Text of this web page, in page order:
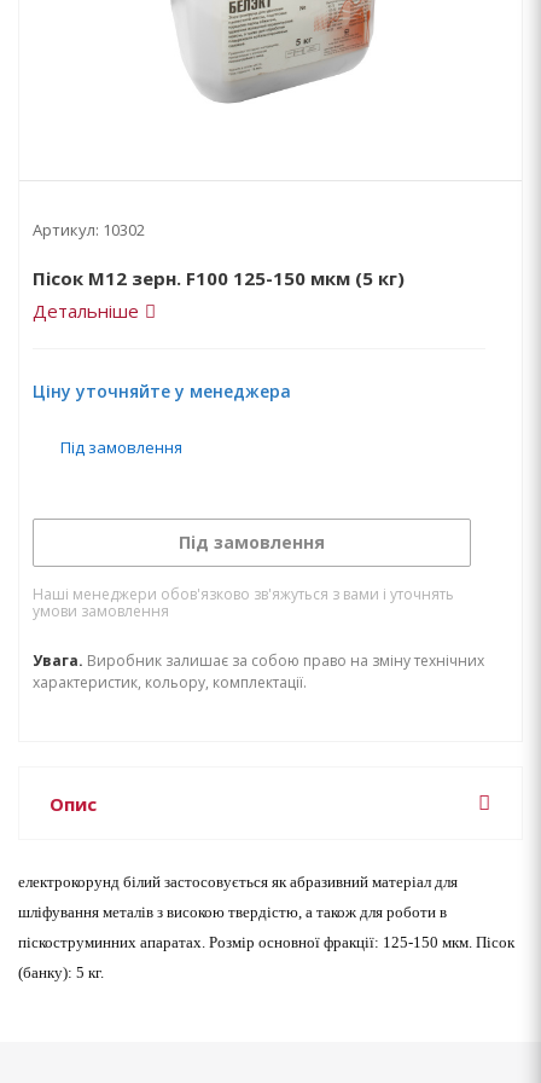
Артикул: 10302
Пісок М12 зерн. F100 125-150 мкм (5 кг)
Детальніше
Ціну уточняйте у менеджера
Під замовлення
Під замовлення
Наші менеджери обов'язково зв'яжуться з вами і уточнять
умови замовлення
Увага. Виробник залишає за собою право на зміну технічних
характеристик, кольору, комплектації.
Опис
електрокорунд білий застосовується як абразивний матеріал для
шліфування металів з високою твердістю, а також для роботи в
піскоструминних апаратах. Розмір основної фракції: 125-150 мкм. Пісок
(банку): 5 кг.